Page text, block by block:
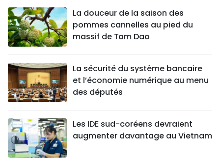
La douceur de la saison des
pommes cannelles au pied du
massif de Tam Dao
La sécurité du système bancaire
et l’économie numérique au menu
des députés
Les IDE sud-coréens devraient
augmenter davantage au Vietnam